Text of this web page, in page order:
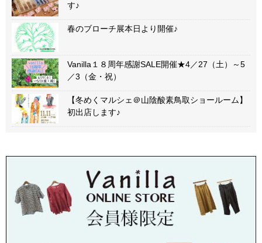
す♪
春のブローチ展本日より開催♪
Vanilla１８周年感謝SALE開催★4／27（土）～5
／3（金・祝）
【冬めくマルシェ＠山陰酸素鳥取ショールーム】
初出店します♪